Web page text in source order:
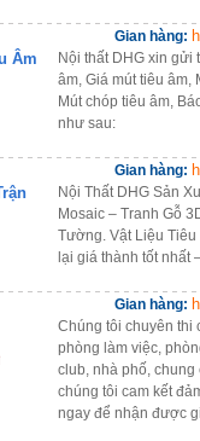
Âm
Gian hàng:
Nội thất DHG xin gửi
âm, Giá mút tiêu âm,
Mút chóp tiêu âm,
như sau:
Gian hàng:
Nội Thất DHG Sản
Mosaic – Tranh Gỗ
Tường. Vật Liệu
lại giá thành tốt nhất
Gian hàng:
Chúng tôi chuyên thi
phòng làm việc,
club, nhà phố,
chúng tôi cam kết
ngay để nhận được